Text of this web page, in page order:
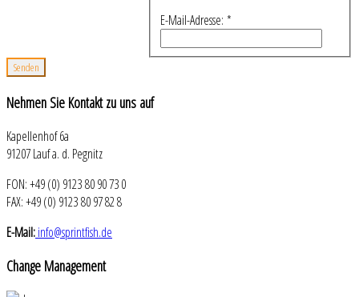
E-Mail-Adresse: *
Senden
Nehmen Sie Kontakt zu uns auf
Kapellenhof 6a
91207 Lauf a. d. Pegnitz
FON: +49 (0) 9123 80 90 73 0
FAX: +49 (0) 9123 80 97 82 8
E-Mail:info@sprintfish.de
Change Management